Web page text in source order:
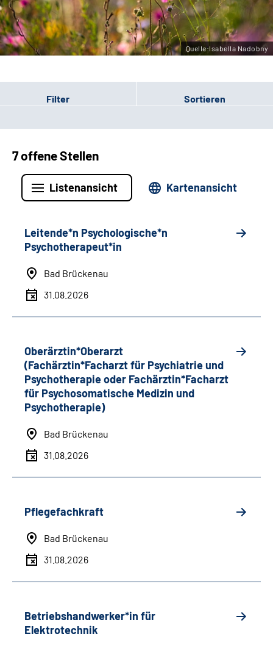
Leichte Sprache
Gebärdensprache
Quelle:Isabella Nadobny
Filter Sortieren
7 offene Stellen
Listenansicht Kartenansicht
Leitende*n Psychologische*n
Psychotherapeut*in
Bad Brückenau
31.08.2026
Oberärztin*Oberarzt
(Fachärztin*Facharzt für Psychiatrie und
Psychotherapie oder Fachärztin*Facharzt
für Psychosomatische Medizin und
Psychotherapie)
Bad Brückenau
31.08.2026
Pflegefachkraft
Bad Brückenau
31.08.2026
Betriebshandwerker*in für
Elektrotechnik